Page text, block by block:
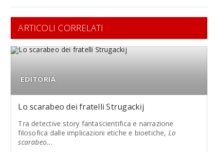
ARTICOLI CORRELATI
EDITORIA
Lo scarabeo dei fratelli Strugackij
Tra detective story fantascientifica e narrazione
filosofica dalle implicazioni etiche e bioetiche, Lo
scarabeo...